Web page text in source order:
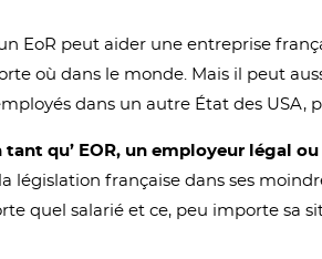
EoR peut aider une entreprise
où dans le monde. Mais il peut
dans un autre État des USA,
tant qu’ EOR, un employeur légal
législation française dans ses
quel salarié et ce, peu importe sa